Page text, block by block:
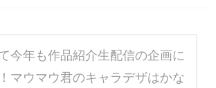
今年も作品紹介生配信の企画に
マウマウ君のキャラデザはかな